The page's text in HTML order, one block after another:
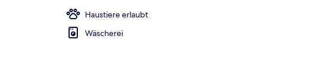
Haustiere erlaubt
Wäscherei